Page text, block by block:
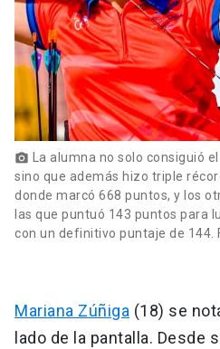
Vecinos launch
Donaciones launch
photo_camera La alumna no solo consiguió
sino que además hizo triple
donde marcó 668 puntos, y los
las que puntuó 143 puntos para
con un definitivo puntaje de 144.
Mariana Zúñiga (18) se
lado de la pantalla. Desde